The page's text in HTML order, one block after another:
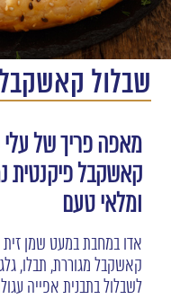
שבלול
מאפה פריך של עלי
קאשקבלפיקנטית
ומלאי טעם
אדו במחבת במעט שמן זית
קאשקבל מגוררת, תבלו,
לשבלול בתבנית אפייה